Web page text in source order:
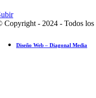
Copyright - 2024 - Todos los
Diseño Web – Diagonal Media